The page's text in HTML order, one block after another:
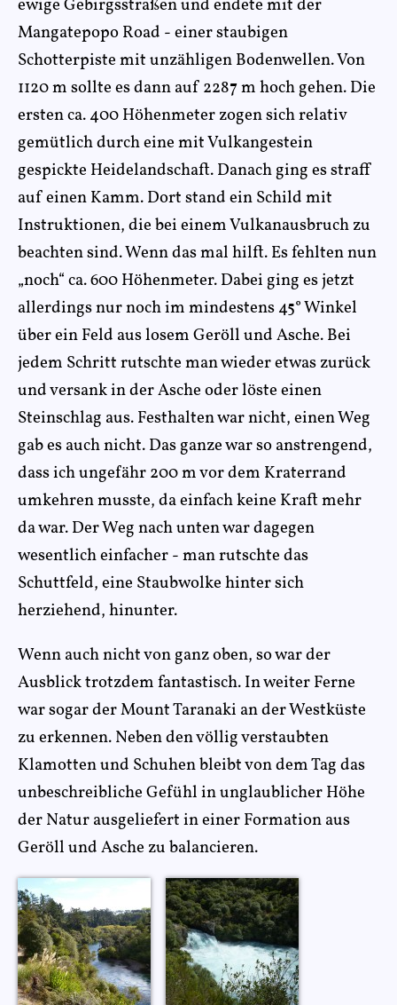
ewige Gebirgsstraßen und endete mit der
Mangatepopo Road - einer staubigen
Schotterpiste mit unzähligen Bodenwellen. Von
1120 m sollte es dann auf 2287 m hoch gehen. Die
ersten ca. 400 Höhenmeter zogen sich relativ
gemütlich durch eine mit Vulkangestein
gespickte Heidelandschaft. Danach ging es straff
auf einen Kamm. Dort stand ein Schild mit
Instruktionen, die bei einem Vulkanausbruch zu
beachten sind. Wenn das mal hilft. Es fehlten nun
„noch“ ca. 600 Höhenmeter. Dabei ging es jetzt
allerdings nur noch im mindestens 45° Winkel
über ein Feld aus losem Geröll und Asche. Bei
jedem Schritt rutschte man wieder etwas zurück
und versank in der Asche oder löste einen
Steinschlag aus. Festhalten war nicht, einen Weg
gab es auch nicht. Das ganze war so anstrengend,
dass ich ungefähr 200 m vor dem Kraterrand
umkehren musste, da einfach keine Kraft mehr
da war. Der Weg nach unten war dagegen
wesentlich einfacher - man rutschte das
Schuttfeld, eine Staubwolke hinter sich
herziehend, hinunter.
Wenn auch nicht von ganz oben, so war der
Ausblick trotzdem fantastisch. In weiter Ferne
war sogar der Mount Taranaki an der Westküste
zu erkennen. Neben den völlig verstaubten
Klamotten und Schuhen bleibt von dem Tag das
unbeschreibliche Gefühl in unglaublicher Höhe
der Natur ausgeliefert in einer Formation aus
Geröll und Asche zu balancieren.